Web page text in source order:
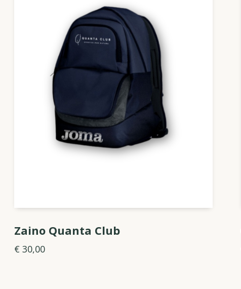
Zaino Quanta Club
€ 30,00